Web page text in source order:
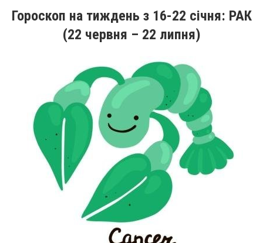
Гороскоп на тиждень з 16-22 січня: РАК
(22 червня – 22 липня)